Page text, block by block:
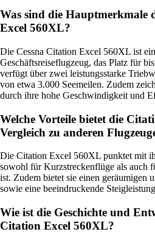
Was sind die Hauptmerkmale
Excel 560XL?
Die Cessna Citation Excel 560XL ist
Geschäftsreiseflugzeug, das Platz für
verfügt über zwei leistungsstarke
von etwa 3.000 Seemeilen. Zudem
durch ihre hohe Geschwindigkeit und
Welche Vorteile bietet die
Vergleich zu anderen
Die Citation Excel 560XL punktet mit
sowohl für Kurzstreckenflüge als auch
ist. Zudem bietet sie einen geräumigen
sowie eine beeindruckende
Wie ist die Geschichte und
Citation Excel 560XL?